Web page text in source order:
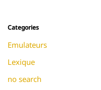
Categories
Emulateurs
Lexique
no search